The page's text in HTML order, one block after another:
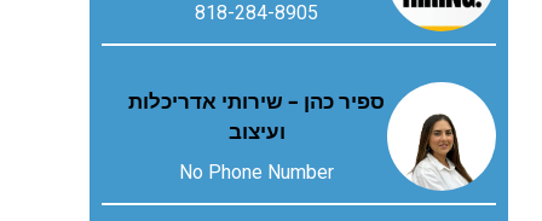
818-284-8905
ספיר כהן – שירותי אדריכלות
ועיצוב
No Phone Number